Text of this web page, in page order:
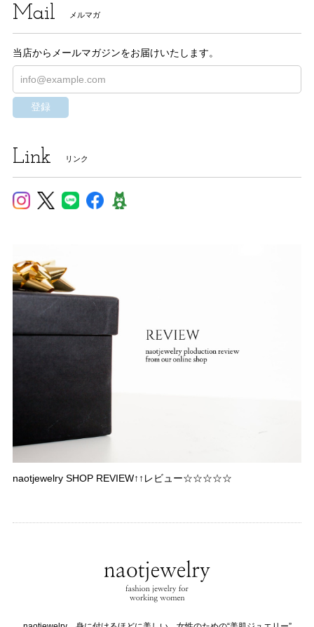
Mail メルマガ
当店からメールマガジンをお届けいたします。
登録
Link リンク
naotjewelry SHOP REVIEW↑↑レビュー☆☆☆☆☆